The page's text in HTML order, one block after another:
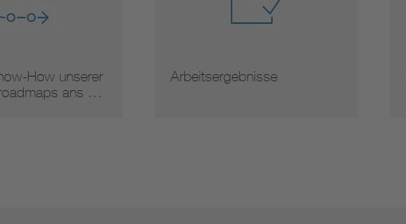
How unserer
ans …
Arbeitsergebnisse